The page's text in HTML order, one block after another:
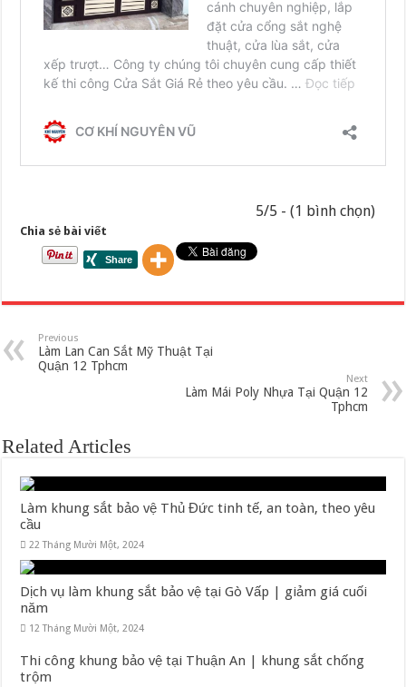
5/5 - (1 bình chọn)
Chia sẻ bài viết
Previous
Làm Lan Can Sắt Mỹ Thuật Tại
Quận 12 Tphcm
Next
Làm Mái Poly Nhựa Tại Quận 12
Tphcm
Related Articles
Làm khung sắt bảo vệ Thủ Đức tinh tế, an toàn, theo yêu
cầu
22 Tháng Mười Một, 2024
Dịch vụ làm khung sắt bảo vệ tại Gò Vấp | giảm giá cuối
năm
12 Tháng Mười Một, 2024
Thi công khung bảo vệ tại Thuận An | khung sắt chống
trộm